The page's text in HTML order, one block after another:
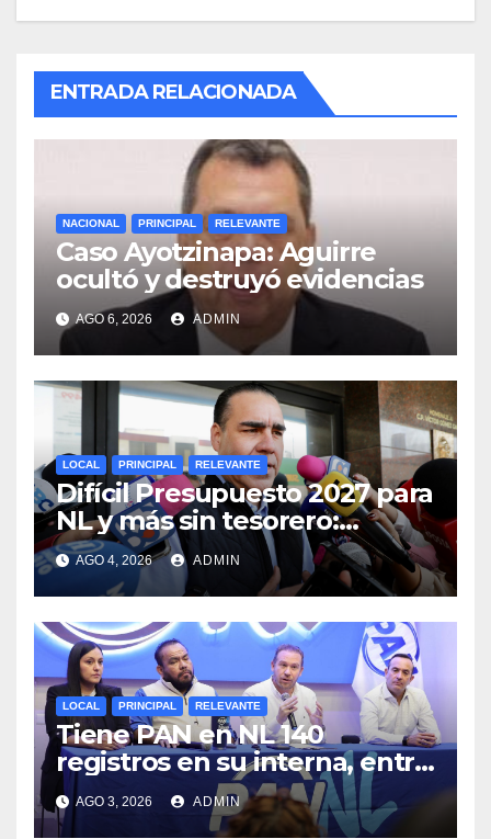
ENTRADA RELACIONADA
NACIONAL PRINCIPAL RELEVANTE
Caso Ayotzinapa: Aguirre
ocultó y destruyó evidencias
AGO 6, 2026 ADMIN
LOCAL PRINCIPAL RELEVANTE
Difícil Presupuesto 2027 para
NL y más sin tesorero:
Heriberto Treviño
AGO 4, 2026 ADMIN
LOCAL PRINCIPAL RELEVANTE
Tiene PAN en NL 140
registros en su interna, entre
ellos el priista Adrián de la
Garza, Alcalde de Monterrey
AGO 3, 2026 ADMIN